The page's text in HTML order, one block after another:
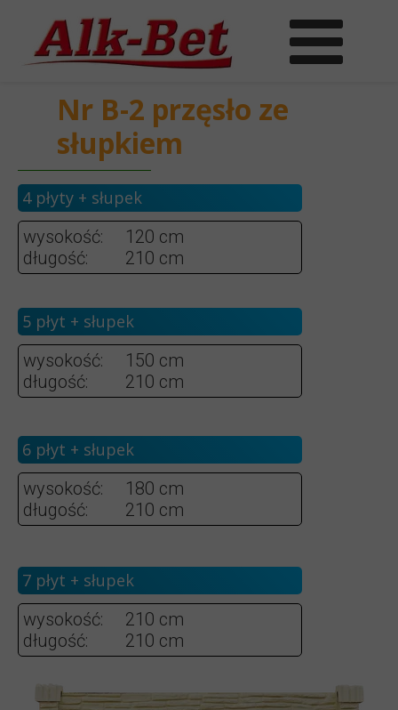
Nr B-2 przęsło ze
słupkiem
wysokość:
120 cm
długość:
210 cm
4 płyty + słupek
5 płyt + słupek
wysokość:
150 cm
długość:
210 cm
6 płyt + słupek
wysokość:
180 cm
długość:
210 cm
7 płyt + słupek
wysokość:
210 cm
długość:
210 cm